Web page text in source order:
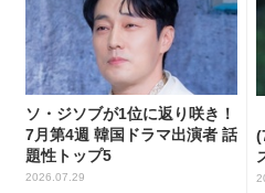
ソ・ジソブが1位に返り咲き！
7月第4週 韓国ドラマ出演者 話
題性トップ5
2026.07.29